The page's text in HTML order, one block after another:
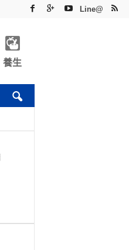
Line@
養生